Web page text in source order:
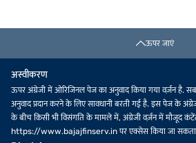
ऊपर जाएं
अस्वीकरण
ऊपर अंग्रेजी में ओरिजिनल पेज का अनुवाद किया गया वर्ज़न है.
अनुवाद प्रदान करने के लिए सावधानी बरती गई है. इस पेज के
के बीच किसी भी विसंगति के मामले में, अंग्रेजी वर्ज़न में मौजूद
https://www.bajajfinserv.in पर एक्सेस किया जा सकता